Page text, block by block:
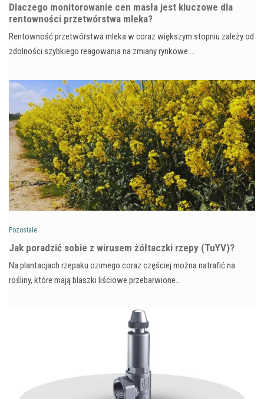
Dlaczego monitorowanie cen masła jest kluczowe dla
rentowności przetwórstwa mleka?
Rentowność przetwórstwa mleka w coraz większym stopniu zależy od
zdolności szybkiego reagowania na zmiany rynkowe.…
Pozostałe
​Jak poradzić sobie z wirusem żółtaczki rzepy (TuYV)?
Na plantacjach rzepaku ozimego coraz częściej można natrafić na
rośliny, które mają blaszki liściowe przebarwione…